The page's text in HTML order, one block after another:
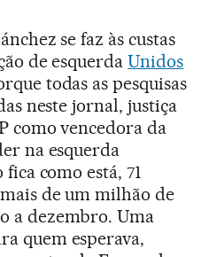
se faz às custas
de esquerdaUnidos
todas as pesquisas
neste jornal, justiça
como vencedora da
na esquerda
como está, 71
de um milhão de
a dezembro. Uma
quem esperava,